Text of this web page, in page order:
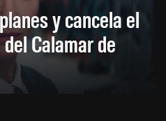
y cancela el
Calamar de